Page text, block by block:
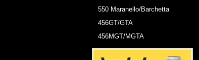
550 Maranello/Barchetta
456GT/GTA
456MGT/MGTA